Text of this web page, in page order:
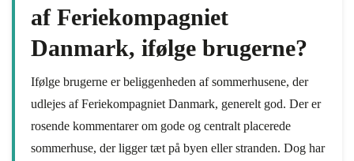
af Feriekompagniet
Danmark, ifølge brugerne?
Ifølge brugerne er beliggenheden af sommerhusene, der
udlejes af Feriekompagniet Danmark, generelt god. Der er
rosende kommentarer om gode og centralt placerede
sommerhuse, der ligger tæt på byen eller stranden. Dog har